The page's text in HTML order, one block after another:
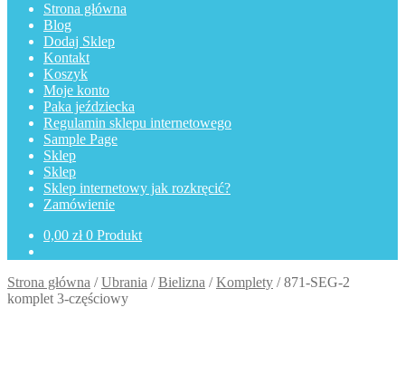
Strona główna
Blog
Dodaj Sklep
Kontakt
Koszyk
Moje konto
Paka jeździecka
Regulamin sklepu internetowego
Sample Page
Sklep
Sklep
Sklep internetowy jak rozkręcić?
Zamówienie
0,00 zł 0 Produkt
Strona główna /Ubrania /Bielizna /Komplety /871-SEG-2
komplet 3-częściowy